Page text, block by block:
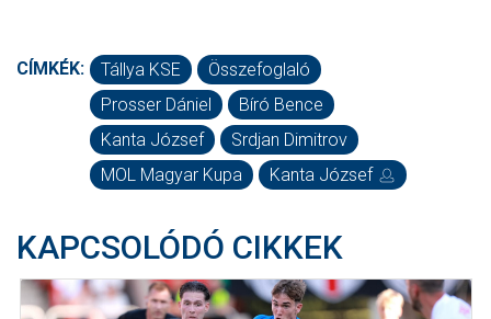
CÍMKÉK: Tállya KSE
Összefoglaló
Prosser Dániel
Bíró Bence
Kanta József
Srdjan Dimitrov
MOL Magyar Kupa
Kanta József
KAPCSOLÓDÓ CIKKEK